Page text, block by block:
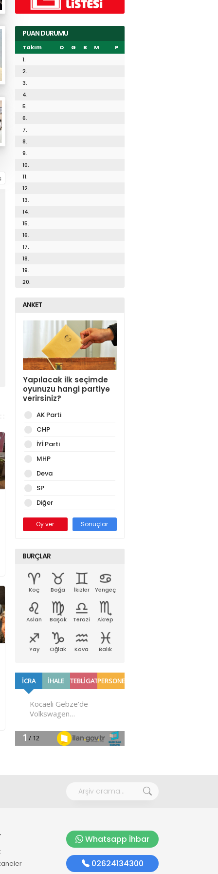
PUAN DURUMU
Takım O G B M
P
1.
2.
3.
4.
5.
6.
7.
8.
9.
10.
11.
12.
13.
14.
15.
16.
17.
18.
19.
20.
ANKET
Yapılacak ilk seçimde
oyunuzu hangi partiye
verirsiniz?
AK Parti
CHP
İYİ Parti
MHP
Deva
SP
Diğer
Oy ver Sonuçlar
BURÇLAR
Koç Boğa İkizler Yengeç
Aslan Başak Terazi Akrep
Yay Oğlak Kova Balık
Whatsapp İhbar
02624134300